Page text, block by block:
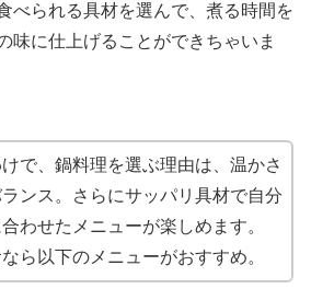
べられる具材を選んで、煮る時間を
味に仕上げることができちゃいま
で、鍋料理を選ぶ理由は、温かさ
ンス。さらにサッパリ具材で自分
わせたメニューが楽しめます。
ら以下のメニューがおすすめ。